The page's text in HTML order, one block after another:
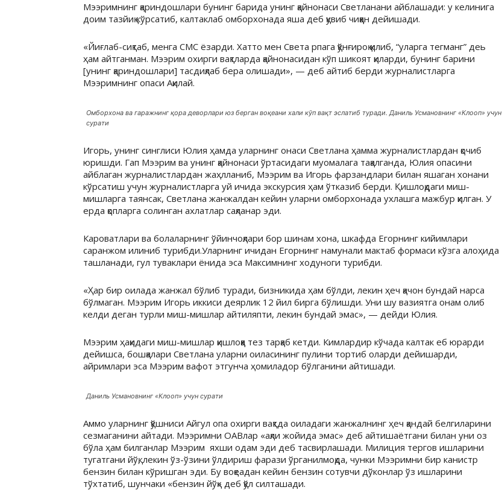
Мээримнинг қариндошлари бунинг барида унинг қайнонаси Светланани айблашади: у келинига
доим тазйиқ кўрсатиб, калтаклаб омборхонада яша деб қувиб чиққан дейишади.
«Йиғлаб-сиқтаб, менга СМС ёзарди. Хатто мен Света рпага қўнғироқ қилиб, “уларга тегманг” деь
ҳам айтганман. Мээрим охирги вақтларда қайнонасидан кўп шикоят қиларди, бунинг барини
[унинг қариндошлари] тасдиқлаб бера олишади», — деб айтиб берди журналистларга
Мээримнинг опаси Ақилай.
Омборхона ва гаражнинг қора деворлари юз берган воқеани хали кўп вақт эслатиб туради. Даниль Усмановнинг «Клооп» учун
сурати
Игорь, унинг синглиси Юлия ҳамда уларнинг онаси Светлана ҳамма журналистлардан қочиб
юришди. Гап Мээрим ва унинг қайнонаси ўртасидаги муомалага тақалганда, Юлия опасини
айблаган журналистлардан жаҳлланиб, Мээрим ва Игорь фарзандлари билан яшаган хонани
кўрсатиш учун журналистларга уй ичида экскурсия ҳам ўтказиб берди. Қишлоқдаги миш-
мишларга таянсак, Светлана жанжалдан кейин уларни омборхонада ухлашга мажбур қилган. У
ерда қопларга солинган ахлатлар сақланар эди.
Кароватлари ва болаларнинг ўйинчоқлари бор шинам хона, шкафда Егорнинг кийимлари
саранжом илиниб турибди.Уларнинг ичидан Егорнинг намунали мактаб формаси кўзга алоҳида
ташланади, гул туваклари ёнида эса Максимнинг ходуноги турибди.
«Ҳар бир оилада жанжал бўлиб туради, бизникида ҳам бўлди, лекин ҳеч қачон бундай нарса
бўлмаган. Мээрим Игорь иккиси деярлик 12 йил бирга бўлишди. Уни шу вазиятга онам олиб
келди деган турли миш-мишлар айтиляпти, лекин бундай эмас», — дейди Юлия.
Мээрим ҳақидаги миш-мишлар қишлоққа тез тарқаб кетди. Кимлардир кўчада калтак еб юрарди
дейишса, бошқалари Светлана уларни оиласининг пулини тортиб оларди дейишарди,
айримлари эса Мээрим вафот этгунча ҳомиладор бўлганини айтишади.
Даниль Усмановнинг «Клооп» учун сурати
Аммо уларнинг қўшниси Айгул опа охирги вақтда оиладаги жанжалнинг ҳеч қандай белгиларини
сезмаганини айтади. Мээримни ОАВлар «ақли жойида эмас» деб айтишаётгани билан уни оз
бўла ҳам билганлар Мээрим яхши одам эди деб тасвирлашади. Милиция тергов ишларини
тугатгани йўқ, лекин ўз-ўзини ўлдириш фарази ўрганилмоқда, чунки Мээримни бир канистр
бензин билан кўришган эди. Бу воқеадан кейин бензин сотувчи дўконлар ўз ишларини
тўхтатиб, шунчаки «бензин йўқ» деб қўл силташади.